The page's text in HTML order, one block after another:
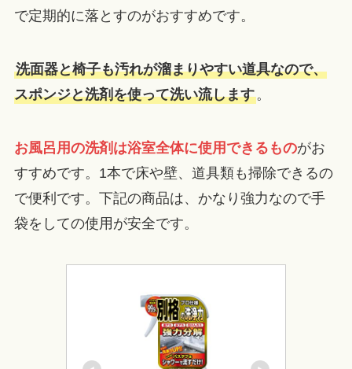
で定期的に落とすのがおすすめです。
洗面器と椅子も汚れが溜まりやすい道具なので、
スポンジと洗剤を使って洗い流します。
お風呂用の洗剤は浴室全体に使用できるものがお
すすめです。1本で床や壁、道具類も掃除できるの
で便利です。下記の商品は、かなり強力なので手
袋をしての使用が安全です。